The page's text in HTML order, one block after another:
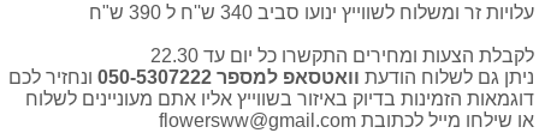
עלויות זר ומשלוח לשווייץ ינועו סביב 340 ש''ח ל 390 ש"ח
לקבלת הצעות ומחירים התקשרו כל יום עד 22.30
ניתן גם לשלוח הודעת וואטסאפ למספר 050-5307222
ונחזיר לכם
דוגמאות הזמינות בדיוק באיזור בשווייץ אליו אתם מעוניינים לשלוח
או שילחו מייל לכתובת flowersww@gmail.com